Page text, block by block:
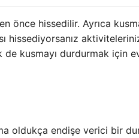
önce hissedilir. Ayrıca
hissediyorsanız
kusmayı durdurmak için
oldukça endişe verici bir